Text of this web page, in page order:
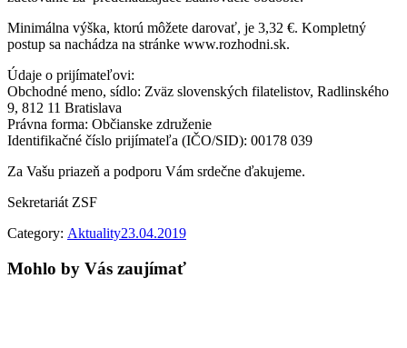
Minimálna výška, ktorú môžete darovať, je 3,32 €. Kompletný
postup sa nachádza na stránke www.rozhodni.sk.
Údaje o prijímateľovi:
Obchodné meno, sídlo: Zväz slovenských filatelistov, Radlinského
9, 812 11 Bratislava
Právna forma: Občianske združenie
Identifikačné číslo prijímateľa (IČO/SID): 00178 039
Za Vašu priazeň a podporu Vám srdečne ďakujeme.
Sekretariát ZSF
Category: Aktuality23.04.2019
Mohlo by Vás zaujímať